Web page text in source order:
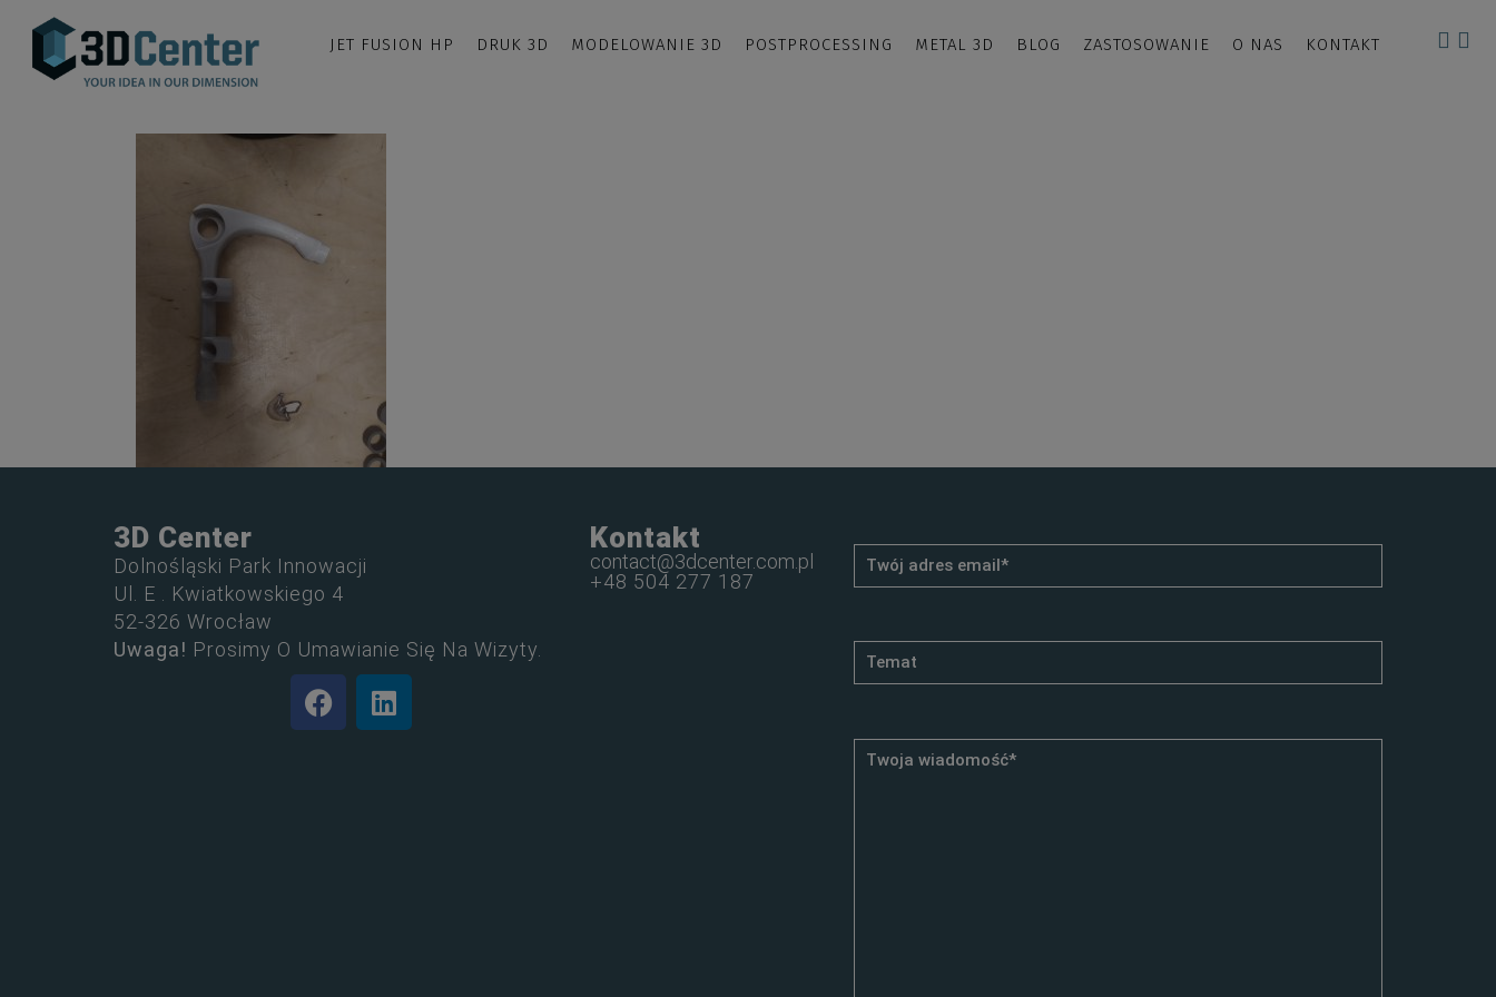
JET FUSION HP DRUK 3D MODELOWANIE 3D POSTPROCESSING METAL 3D BLOG ZASTOSOWANIE O NAS KONTAKT
3D Center
Dolnośląski Park Innowacji
Ul. E . Kwiatkowskiego 4
52-326 Wrocław
Uwaga! Prosimy O Umawianie Się Na Wizyty.
Kontakt
contact@3dcenter.com.pl
+48 504 277 187